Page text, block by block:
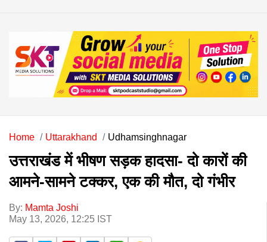
Home Uttarakhand Udhamsinghnagar
उत्तराखंड में भीषण सड़क हादसा- दो कारों की
आमने-सामने टक्कर, एक की मौत, दो गंभीर
By: Mamta Joshi
May 13, 2026, 12:25 IST